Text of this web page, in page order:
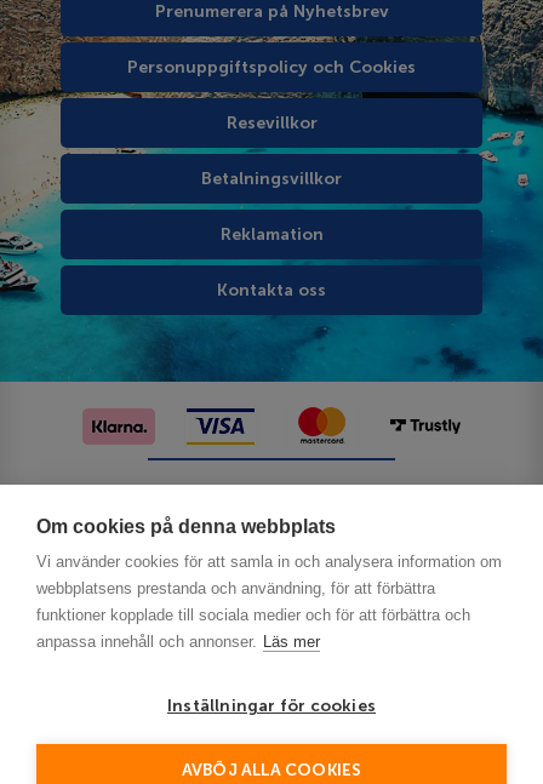
Om cookies på denna webbplats
Vi använder cookies för att samla in och analysera information om
webbplatsens prestanda och användning, för att förbättra
funktioner kopplade till sociala medier och för att förbättra och
anpassa innehåll och annonser. Läs mer
Inställningar för cookies
AVBÖJ ALLA COOKIES
Prenumerera på Nyhetsbrev
Personuppgiftspolicy och Cookies
Resevillkor
Betalningsvillkor
Reklamation
Kontakta oss
This site is protected by reCAPTCHA and the Google